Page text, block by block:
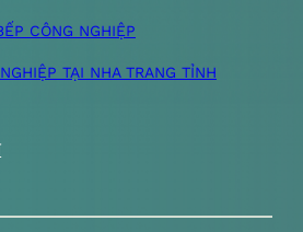
CÔNG NGHIỆP
TẠI NHA TRANG TỈNH